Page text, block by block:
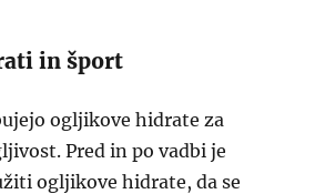
in šport
ogljikove hidrate za
Pred in po vadbi je
ogljikove hidrate, da se